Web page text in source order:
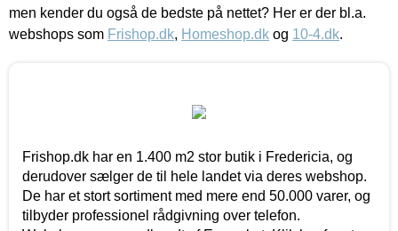
men kender du også de bedste på nettet? Her er der bl.a.
webshops som Frishop.dk, Homeshop.dk og 10-4.dk.
Frishop.dk har en 1.400 m2 stor butik i Fredericia, og
derudover sælger de til hele landet via deres webshop.
De har et stort sortiment med mere end 50.000 varer, og
tilbyder professionel rådgivning over telefon.